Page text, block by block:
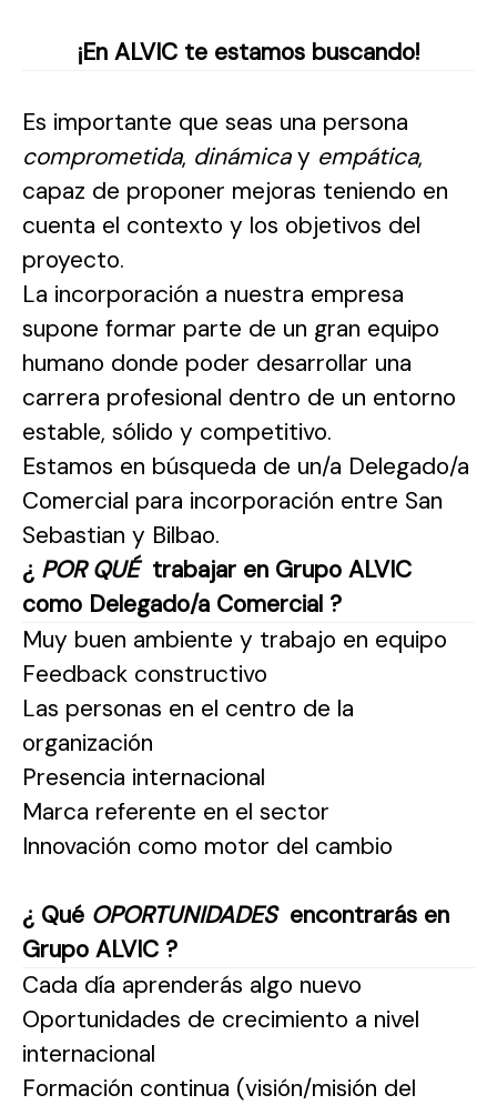
¡En ALVIC te estamos buscando!
Es importante que seas una persona
comprometida, dinámicay empática,
capaz de proponer mejoras teniendo en
cuenta el contexto y los objetivos del
proyecto.
La incorporación a nuestra empresa
supone formar parte de un gran equipo
humano donde poder desarrollar una
carrera profesional dentro de un entorno
estable, sólido y competitivo.
Estamos en búsqueda de un/a Delegado/a
Comercial para incorporación entre San
Sebastian y Bilbao.
¿ POR QUÉtrabajar en Grupo ALVIC
como Delegado/a Comercial ?
Muy buen ambiente y trabajo en equipo
Feedback constructivo
Las personas en el centro de la
organización
Presencia internacional
Marca referente en el sector
Innovación como motor del cambio
¿ Qué OPORTUNIDADES encontrarás en
Grupo ALVIC ?
Cada día aprenderás algo nuevo
Oportunidades de crecimiento a nivel
internacional
Formación continua (visión/misión del